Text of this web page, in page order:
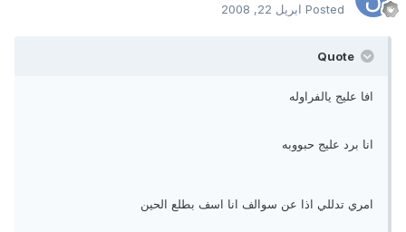
Posted ابريل 22, 2008
افا عليج يالفراوله
انا برد عليج حبووبه
امري تدللي اذا عن سوالف انا اسف بطلع الحين